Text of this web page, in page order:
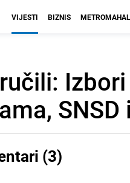
VIJESTI BIZNIS
(3)